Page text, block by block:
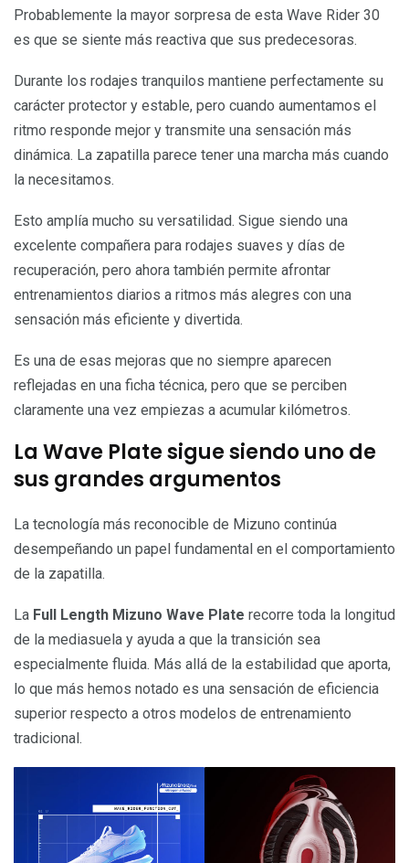
Probablemente la mayor sorpresa de esta Wave Rider 30
es que se siente más reactiva que sus predecesoras.
Durante los rodajes tranquilos mantiene perfectamente su
carácter protector y estable, pero cuando aumentamos el
ritmo responde mejor y transmite una sensación más
dinámica. La zapatilla parece tener una marcha más cuando
la necesitamos.
Esto amplía mucho su versatilidad. Sigue siendo una
excelente compañera para rodajes suaves y días de
recuperación, pero ahora también permite afrontar
entrenamientos diarios a ritmos más alegres con una
sensación más eficiente y divertida.
Es una de esas mejoras que no siempre aparecen
reflejadas en una ficha técnica, pero que se perciben
claramente una vez empiezas a acumular kilómetros.
La Wave Plate sigue siendo uno de
sus grandes argumentos
La tecnología más reconocible de Mizuno continúa
desempeñando un papel fundamental en el comportamiento
de la zapatilla.
La Full Length Mizuno Wave Plate recorre toda la longitud
de la mediasuela y ayuda a que la transición sea
especialmente fluida. Más allá de la estabilidad que aporta,
lo que más hemos notado es una sensación de eficiencia
superior respecto a otros modelos de entrenamiento
tradicional.